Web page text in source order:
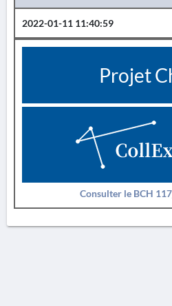
2022-01-11 11:40:59
Projet
Consulter le BCH